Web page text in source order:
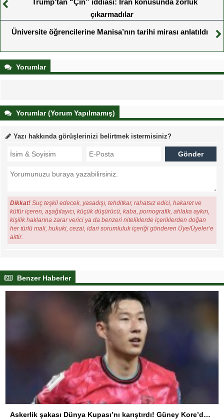
çıkarmadılar
Üniversite öğrencilerine Manisa’nın tarihi mirası anlatıldı
Yorumlar
Yorumlar (Yorum Yapılmamış)
Yazı hakkında görüşlerinizi belirtmek istermisiniz?
Dikkat! Suç teşkil edecek, yasadışı, tehditkar, rahatsız edici, hakaret ve
küfür içeren, aşağılayıcı, küçük düşürücü, kaba, pornografik, ahlaka aykırı,
kişilik haklarına zarar verici ya da benzeri niteliklerde içeriklerden doğan
her türlü mali, hukuki, cezai, idari sorumluluk içeriği gönderen Üye/Üyeler’e
aittir.
Benzer Haberler
Askerlik şakası Dünya Kupası’nı karıştırdı! Güney Kore’den sert karar